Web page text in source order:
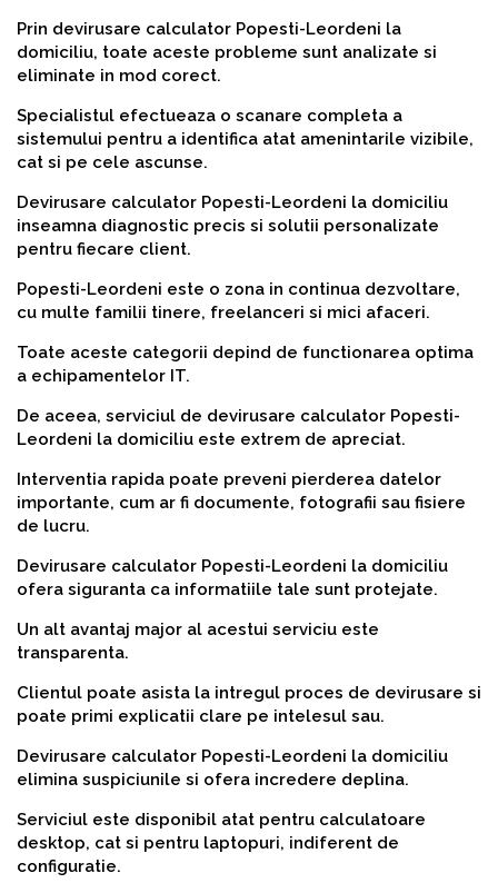
Prin devirusare calculator Popesti-Leordeni la
domiciliu, toate aceste probleme sunt analizate si
eliminate in mod corect.
Specialistul efectueaza o scanare completa a
sistemului pentru a identifica atat amenintarile vizibile,
cat si pe cele ascunse.
Devirusare calculator Popesti-Leordeni la domiciliu
inseamna diagnostic precis si solutii personalizate
pentru fiecare client.
Popesti-Leordeni este o zona in continua dezvoltare,
cu multe familii tinere, freelanceri si mici afaceri.
Toate aceste categorii depind de functionarea optima
a echipamentelor IT.
De aceea, serviciul de devirusare calculator Popesti-
Leordeni la domiciliu este extrem de apreciat.
Interventia rapida poate preveni pierderea datelor
importante, cum ar fi documente, fotografii sau fisiere
de lucru.
Devirusare calculator Popesti-Leordeni la domiciliu
ofera siguranta ca informatiile tale sunt protejate.
Un alt avantaj major al acestui serviciu este
transparenta.
Clientul poate asista la intregul proces de devirusare si
poate primi explicatii clare pe intelesul sau.
Devirusare calculator Popesti-Leordeni la domiciliu
elimina suspiciunile si ofera incredere deplina.
Serviciul este disponibil atat pentru calculatoare
desktop, cat si pentru laptopuri, indiferent de
configuratie.